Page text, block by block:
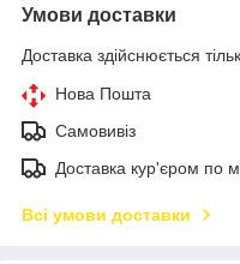
Умови доставки
Доставка здійснюється
Нова Пошта
Самовивіз
Доставка кур'єром по
Всі умови доставки